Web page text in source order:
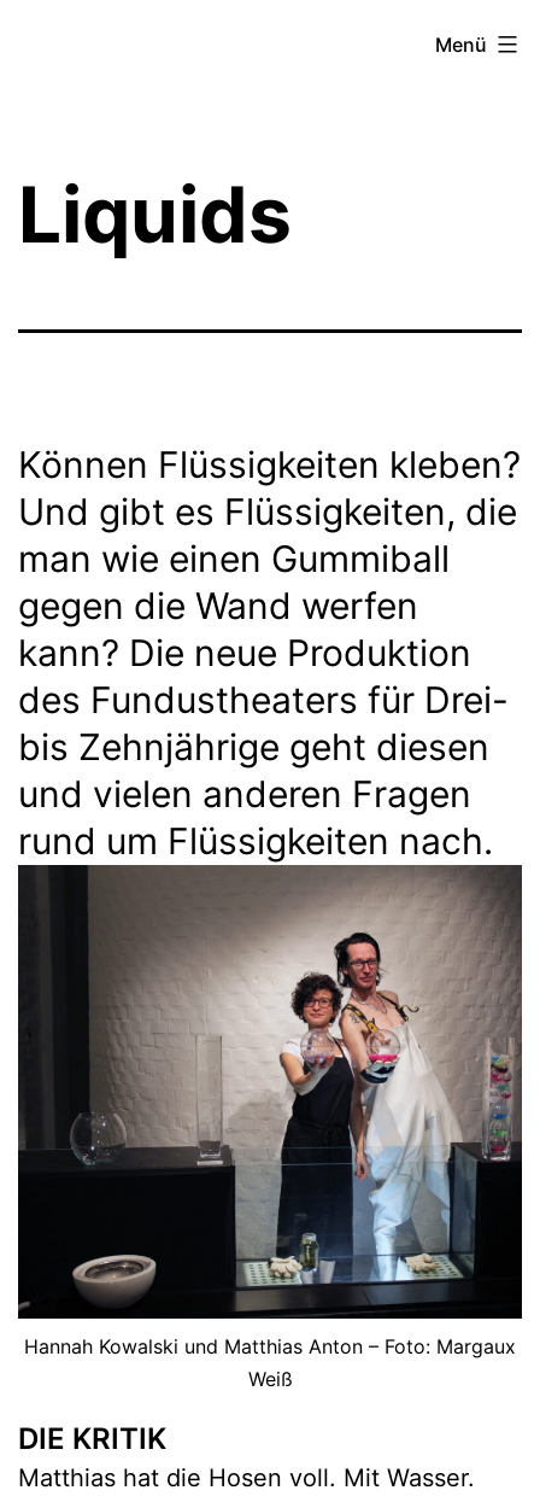
Menü
Liquids
Können Flüssigkeiten kleben?
Und gibt es Flüssigkeiten, die
man wie einen Gummiball
gegen die Wand werfen
kann? Die neue Produktion
des Fundustheaters für Drei-
bis Zehnjährige geht diesen
und vielen anderen Fragen
rund um Flüssigkeiten nach.
Hannah Kowalski und Matthias Anton – Foto: Margaux
Weiß
DIE KRITIK
Matthias hat die Hosen voll. Mit Wasser.